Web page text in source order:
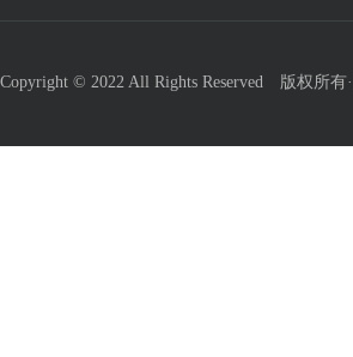
Copyright © 2022 All Rights Reserved 版权所